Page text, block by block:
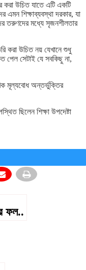
করা উচিত যাতে এটি একটি
শিক্ষাব্যবস্থা দরকার, যা
তরুণদের মধ্যে সৃজনশীলতার
করা উচিত নয় যেখানে শুধু
পেল সেটাই যে সবকিছু না,
মূল্যবোধ অন্তর্ভুক্তির
ছিলেন শিক্ষা উপদেষ্টা
ফল..